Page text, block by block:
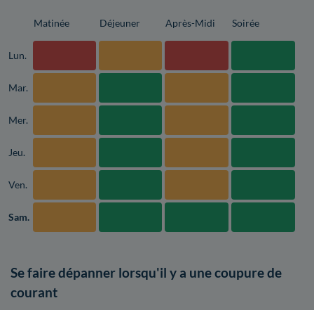
Matinée Déjeuner Après-Midi Soirée
Lun.
Mar.
Mer.
Jeu.
Ven.
Sam.
Se faire dépanner lorsqu'il y a une coupure de
courant